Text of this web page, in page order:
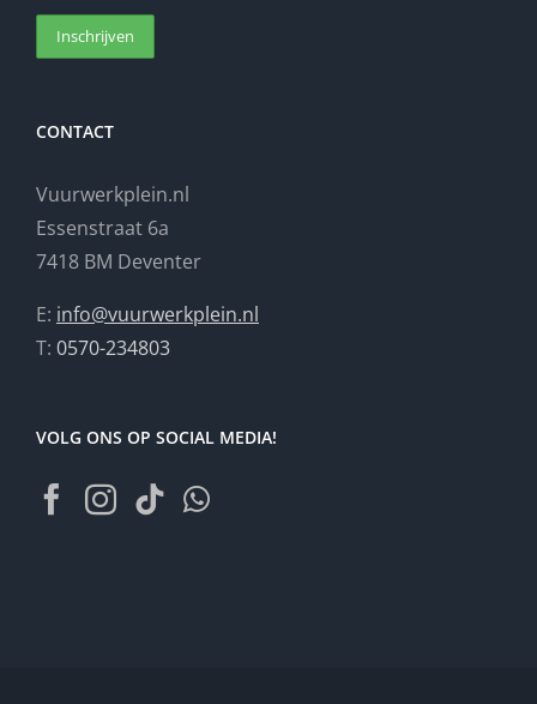
CONTACT
Vuurwerkplein.nl
Essenstraat 6a
7418 BM Deventer
E: info@vuurwerkplein.nl
T: 0570-234803
VOLG ONS OP SOCIAL MEDIA!